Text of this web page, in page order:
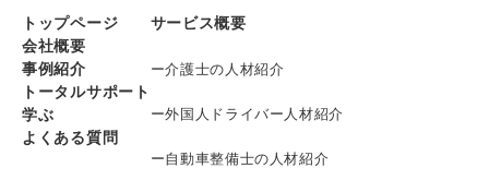
トップページ
会社概要
事例紹介
トータルサポート
学ぶ
よくある質問
サービス概要
ー介護士の人材紹介
ー外国人ドライバー人材紹介
ー自動車整備士の人材紹介